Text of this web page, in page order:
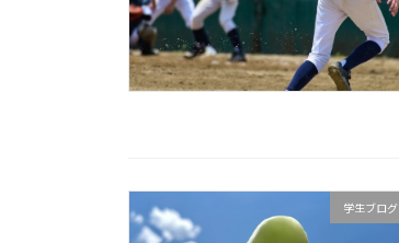
学生ブログ